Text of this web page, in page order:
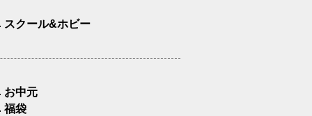
スクール&ホビー
お中元
福袋